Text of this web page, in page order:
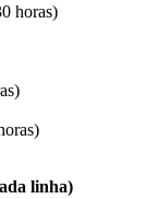
horas)
linha)